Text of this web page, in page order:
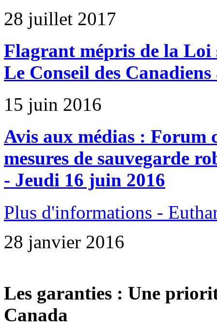
28 juillet 2017
Flagrant mépris de la
Le Conseil des
15 juin 2016
Avis aux médias : Forum
mesures de sauvegarde
- Jeudi 16 juin 2016
Plus d'informations -
28 janvier 2016
Les garanties : Une
Canada